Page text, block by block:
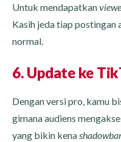
Untuk mendapatkan
Kasih jeda tiap
normal.
6. Update ke
Dengan versi pro, kamu
gimana audiens
yang bikin kena